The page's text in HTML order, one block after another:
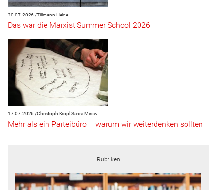
30.07.2026 /Tillmann Heide
Das war die Marxist Summer School 2026
17.07.2026 /Christoph Kröpl Sahra Mirow
Mehr als ein Parteibüro – warum wir weiterdenken sollten
Rubriken